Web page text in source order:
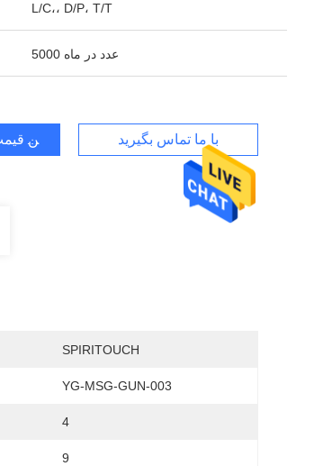
L/C،، D/P، T/T
5000 عدد در ماه
بهترین با ما تماس بگیرید
SPIRITOUCH
YG-MSG-GUN-003
4
9